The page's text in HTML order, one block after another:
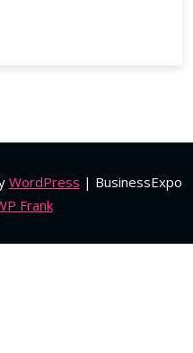
WordPress | BusinessExpo
Frank